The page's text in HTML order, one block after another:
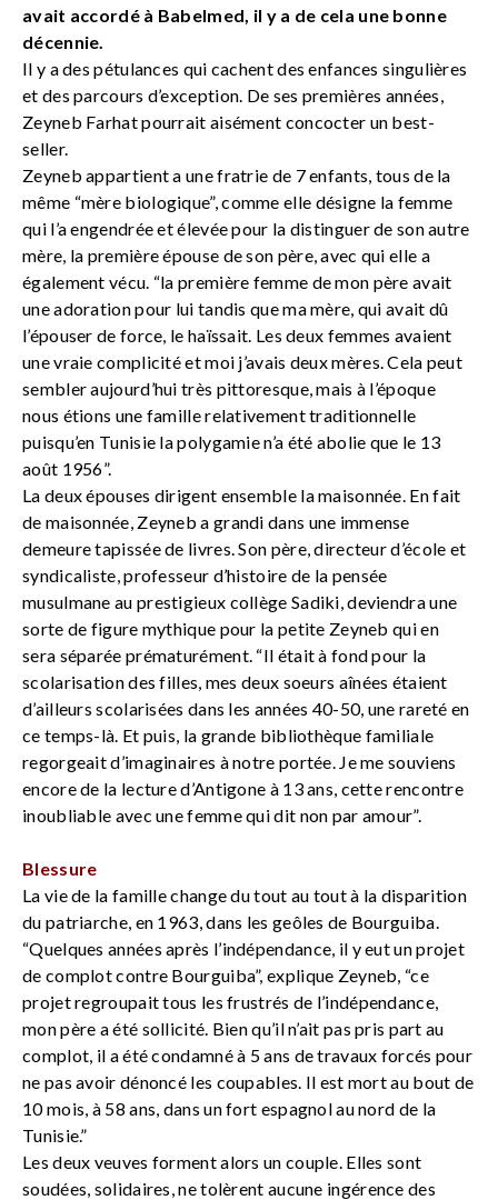
avait accordé à Babelmed, il y a de cela une bonne
décennie.
Il y a des pétulances qui cachent des enfances singulières
et des parcours d’exception. De ses premières années,
Zeyneb Farhat pourrait aisément concocter un best-
seller.
Zeyneb appartient a une fratrie de 7 enfants, tous de la
même “mère biologique”, comme elle désigne la femme
qui l’a engendrée et élevée pour la distinguer de son autre
mère, la première épouse de son père, avec qui elle a
également vécu. “la première femme de mon père avait
une adoration pour lui tandis que ma mère, qui avait dû
l’épouser de force, le haïssait. Les deux femmes avaient
une vraie complicité et moi j’avais deux mères. Cela peut
sembler aujourd’hui très pittoresque, mais à l’époque
nous étions une famille relativement traditionnelle
puisqu’en Tunisie la polygamie n’a été abolie que le 13
août 1956”.
La deux épouses dirigent ensemble la maisonnée. En fait
de maisonnée, Zeyneb a grandi dans une immense
demeure tapissée de livres. Son père, directeur d’école et
syndicaliste, professeur d’histoire de la pensée
musulmane au prestigieux collège Sadiki, deviendra une
sorte de figure mythique pour la petite Zeyneb qui en
sera séparée prématurément. “Il était à fond pour la
scolarisation des filles, mes deux soeurs aînées étaient
d’ailleurs scolarisées dans les années 40-50, une rareté en
ce temps-là. Et puis, la grande bibliothèque familiale
regorgeait d’imaginaires à notre portée. Je me souviens
encore de la lecture d’Antigone à 13 ans, cette rencontre
inoubliable avec une femme qui dit non par amour”.
Blessure
La vie de la famille change du tout au tout à la disparition
du patriarche, en 1963, dans les geôles de Bourguiba.
“Quelques années après l’indépendance, il y eut un projet
de complot contre Bourguiba”, explique Zeyneb, “ce
projet regroupait tous les frustrés de l’indépendance,
mon père a été sollicité. Bien qu’il n’ait pas pris part au
complot, il a été condamné à 5 ans de travaux forcés pour
ne pas avoir dénoncé les coupables. Il est mort au bout de
10 mois, à 58 ans, dans un fort espagnol au nord de la
Tunisie.”
Les deux veuves forment alors un couple. Elles sont
soudées, solidaires, ne tolèrent aucune ingérence des